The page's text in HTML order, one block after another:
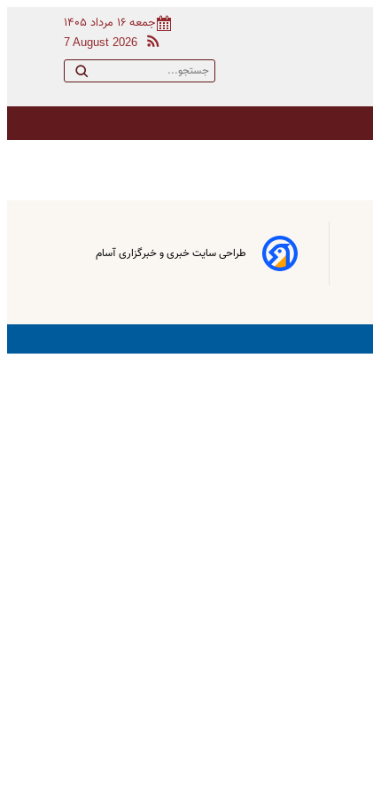
جمعه ۱۶ مرداد ۱۴۰۵
7 August 2026
طراحی سایت خبری و خبرگزاری آسام